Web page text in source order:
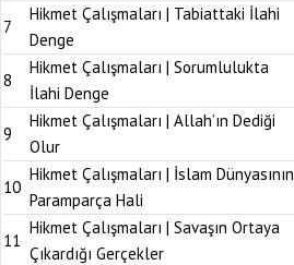
7
Hikmet Çalışmaları | Tabiattaki İlahi
Denge
8
Hikmet Çalışmaları | Sorumlulukta
İlahi Denge
9
Hikmet Çalışmaları | Allah’ın Dediği
Olur
10
Hikmet Çalışmaları | İslam Dünyasının
Paramparça Hali
11
Hikmet Çalışmaları | Savaşın Ortaya
Çıkardığı Gerçekler